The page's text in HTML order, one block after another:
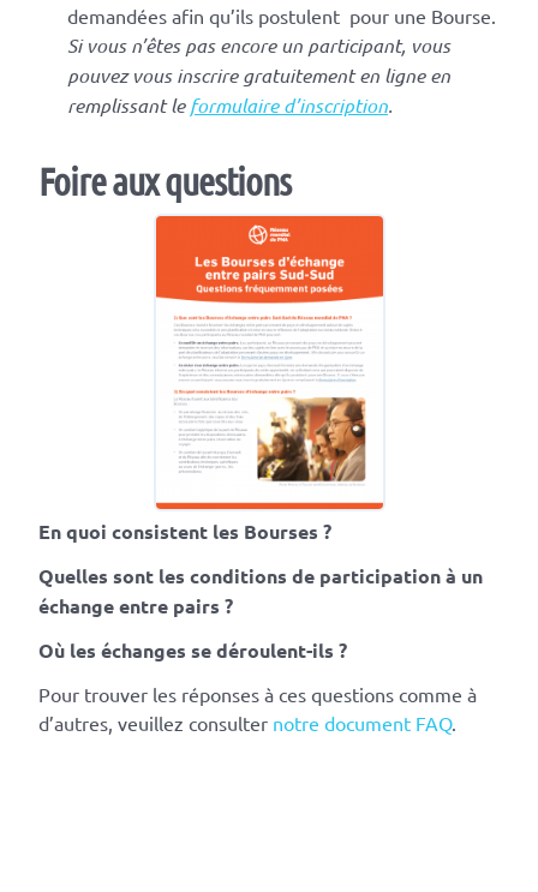
demandées afin qu’ils postulent pour une Bourse.
Si vous n’êtes pas encore un participant, vous
pouvez vous inscrire gratuitement en ligne en
remplissant leformulaire d’inscription.
Foire aux questions
En quoi consistent les Bourses ?
Quelles sont les conditions de participation à un
échange entre pairs ?
Où les échanges se déroulent-ils ?
Pour trouver les réponses à ces questions comme à
d’autres, veuillez consulter notre document FAQ.